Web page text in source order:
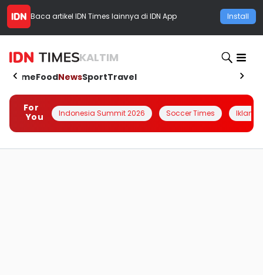
Baca artikel IDN Times lainnya di IDN App Install
KALTIM
HomeFoodNewsSportTravel
For
You
Indonesia Summit 2026 Soccer Times Iklanin